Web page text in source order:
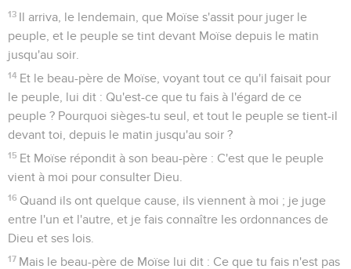
13 Il arriva, le lendemain, que Moïse s'assit pour juger le
peuple, et le peuple se tint devant Moïse depuis le matin
jusqu'au soir.
14 Et le beau-père de Moïse, voyant tout ce qu'il faisait pour
le peuple, lui dit : Qu'est-ce que tu fais à l'égard de ce
peuple ? Pourquoi sièges-tu seul, et tout le peuple se tient-il
devant toi, depuis le matin jusqu'au soir ?
15 Et Moïse répondit à son beau-père : C'est que le peuple
vient à moi pour consulter Dieu.
16 Quand ils ont quelque cause, ils viennent à moi ; je juge
entre l'un et l'autre, et je fais connaître les ordonnances de
Dieu et ses lois.
17 Mais le beau-père de Moïse lui dit : Ce que tu fais n'est pas